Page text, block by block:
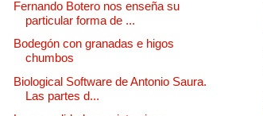
Fernando Botero nos enseña su
particular forma de ...
Bodegón con granadas e higos
chumbos
Biological Software de Antonio Saura.
Las partes d...